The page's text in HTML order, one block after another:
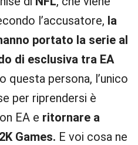
l’accusatore, la
portato la serie al
di esclusiva tra EA
questa persona, l’unico
per riprendersi è
EA e ritornare a
Games. E voi cosa ne